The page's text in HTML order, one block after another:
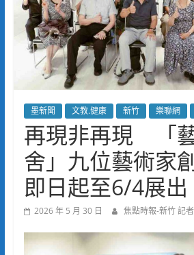
墨新聞 文教.健康 新竹 樂聯網
再現非再現 「
舍」九位藝術家
即日起至6/4展出
2026 年 5 月 30 日 焦點時報-新竹 記